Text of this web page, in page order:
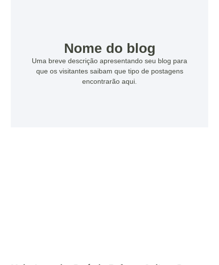
Nome do blog
Uma breve descrição apresentando seu blog para
que os visitantes saibam que tipo de postagens
encontrarão aqui.